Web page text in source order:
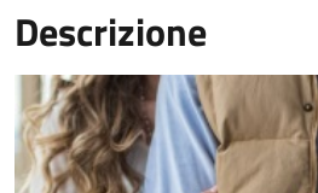
Descrizione